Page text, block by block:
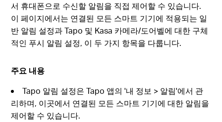
서 휴대폰으로 수신할 알림을 직접 제어할 수 있습니다.
이 페이지에서는 연결된 모든 스마트 기기에 적용되는 일
반 알림 설정과 Tapo 및 Kasa 카메라/도어벨에 대한 구체
적인 푸시 알림 설정, 이 두 가지 항목을 다룹니다.
주요 내용
Tapo 알림 설정은 Tapo 앱의 '내 정보 > 알림'에서 관
리하며, 이곳에서 연결된 모든 스마트 기기에 대한 알림을
제어할 수 있습니다.